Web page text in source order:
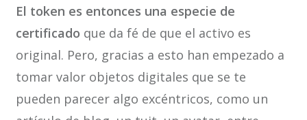
El token es entonces una especie de
certificado que da fé de que el activo es
original. Pero, gracias a esto han empezado a
tomar valor objetos digitales que se te
pueden parecer algo excéntricos, como un